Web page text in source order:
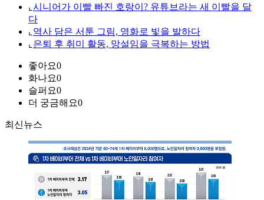
⌞ 시니어가 이빨 빠진 호랑이? 유튜브라는 새 이빨을 달
다
⌞ 역사 담은 서툰 그림, 영화로 빛을 발하다
⌞ 은퇴 후 취미 활동, 망설임을 극복하는 방법
좋아요0
화나요0
슬퍼요0
더 궁금해요0
최신뉴스